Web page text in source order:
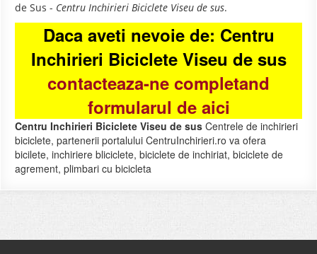
de Sus - Centru Inchirieri Biciclete Viseu de sus.
Daca aveti nevoie de: Centru
Inchirieri Biciclete Viseu de sus
contacteaza-ne completand
formularul de aici
Centru Inchirieri Biciclete Viseu de sus Centrele de inchirieri
biciclete, partenerii portalului CentruInchirieri.ro va ofera
bicilete, inchiriere bliciclete, biciclete de inchiriat, biciclete de
agrement, plimbari cu bicicleta